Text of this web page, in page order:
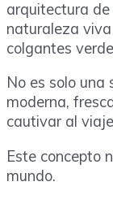
arquitectura
naturaleza
colgantes
No es solo una
moderna,
cautivar al
Este concepto
mundo.